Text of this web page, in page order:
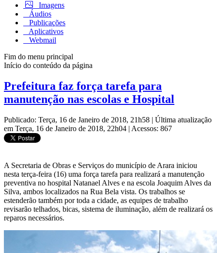
Imagens
Áudios
Publicações
Aplicativos
Webmail
Fim do menu principal
Início do conteúdo da página
Prefeitura faz força tarefa para
manutenção nas escolas e Hospital
Publicado: Terça, 16 de Janeiro de 2018, 21h58 | Última atualização
em Terça, 16 de Janeiro de 2018, 22h04 | Acessos: 867
A Secretaria de Obras e Serviços do município de Arara iniciou
nesta terça-feira (16) uma força tarefa para realizará a manutenção
preventiva no hospital Natanael Alves e na escola Joaquim Alves da
Silva, ambos localizados na Rua Bela vista. Os trabalhos se
estenderão também por toda a cidade, as equipes de trabalho
revisarão telhados, bicas, sistema de iluminação, além de realizará os
reparos necessários.